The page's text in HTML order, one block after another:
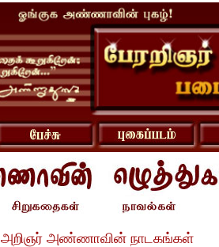
அறிஞர் அண்ணாவின் நாடகங்கள்